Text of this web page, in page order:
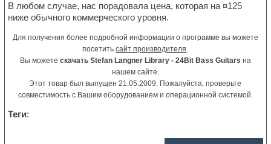
В любом случае, нас порадовала цена, которая на ¤125
ниже обычного коммерческого уровня.
Для получения более подробной информации о программе вы можете
посетитьсайт производителя.
Вы можете скачать Stefan Langner Library - 24Bit Bass Guitars на
нашем сайте.
Этот товар был выпущен 21.05.2009. Пожалуйста, проверьте
совместимость с Вашим оборудованием и операционной системой.
Теги: